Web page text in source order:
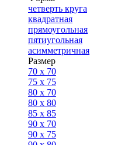
четверть круга
квадратная
прямоугольная
пятиугольная
асимметричная
Размер
70 x 70
75 x 75
80 x 70
80 x 80
85 x 85
90 x 70
90 x 75